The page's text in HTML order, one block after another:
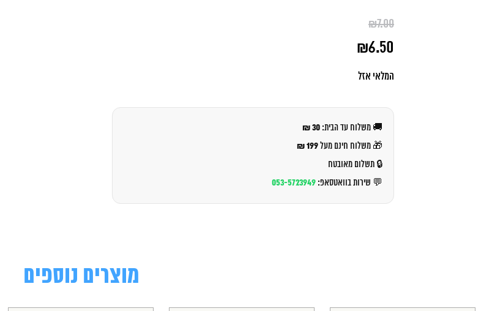
₪7.00
המקורי
₪7.00.
₪6.50
הנוכחי
המלאי אזל
🚚 משלוח עד הבית: 30 ₪
🎁 משלוח חינם מעל199 ₪
🔒 תשלום מאובטח
💬 שירות בוואטסאפ: 053-5723949
מוצרים נוספים